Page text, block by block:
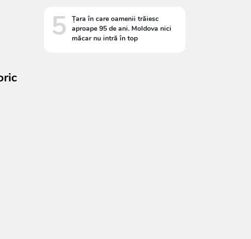
5
Țara în care oamenii trăiesc
aproape 95 de ani. Moldova nici
măcar nu intră în top